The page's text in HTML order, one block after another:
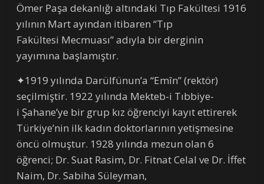
Ömer Paşa dekanlığı altındaki Tıp Fakültesi 1916
yılının Mart ayından itibaren “Tıp
Fakültesi Mecmuası” adıyla bir derginin
yayımına başlamıştır.
✦1919 yılında Darülfünun’a “Emîn” (rektör)
seçilmiştir. 1922 yılında Mekteb-i Tıbbiye-
i Şahane’ye bir grup kız öğrenciyi kayıt ettirerek
Türkiye’nin ilk kadın doktorlarının yetişmesine
öncü olmuştur. 1928 yılında mezun olan 6
öğrenci; Dr. Suat Rasim, Dr. Fitnat Celal ve Dr. İffet
Naim, Dr. Sabiha Süleyman,